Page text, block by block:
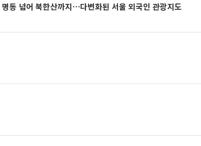
명동 넘어 북한산까지⋯다변화된 서울 외국인 관광지도